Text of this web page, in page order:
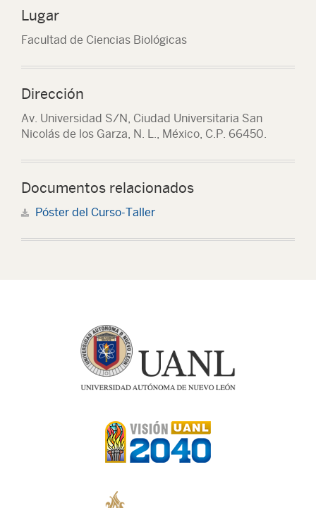
Lugar
Facultad de Ciencias Biológicas
Dirección
Av. Universidad S/N, Ciudad Universitaria San
Nicolás de los Garza, N. L., México, C.P. 66450.
Documentos relacionados
Póster del Curso-Taller